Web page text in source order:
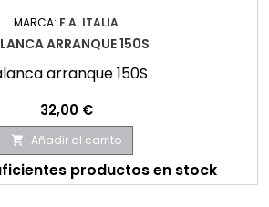
MARCA: F.A. ITALIA
ARRANQUE 150S
arranque 150S
Precio
32,00 €
 Añadir al carrito
productos en stock